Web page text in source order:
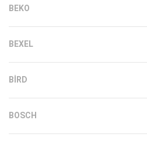
BEKO
BEXEL
BIRD
BOSCH